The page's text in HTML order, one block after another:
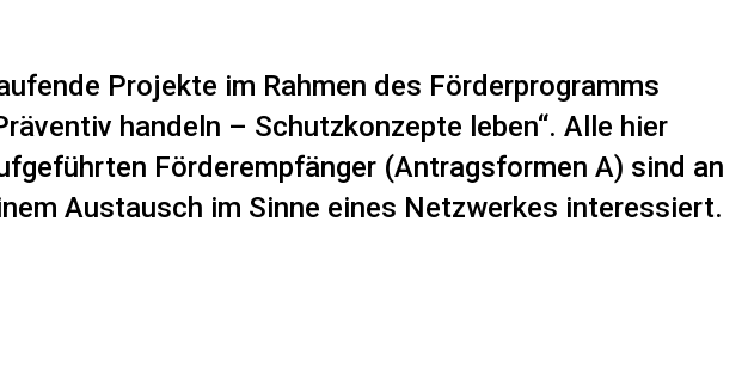
Projekte im Rahmen des Förderprogramms
handeln – Schutzkonzepte leben“. Alle hier
Förderempfänger (Antragsformen A) sind an
Austausch im Sinne eines Netzwerkes interessiert.